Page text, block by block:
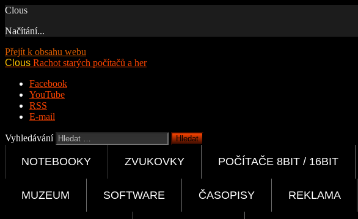
Clous
Načítání...
Přejít k obsahu webu
Clous Rachot starých počítačů a her
Facebook
YouTube
RSS
E-mail
Vyhledávání
NOTEBOOKY ZVUKOVKY POČÍTAČE 8BIT / 16BIT
MUZEUM SOFTWARE ČASOPISY REKLAMA